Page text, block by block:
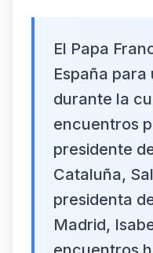
El Papa
España
durante la
encuentros
presidente
Cataluña,
presidenta
Madrid,